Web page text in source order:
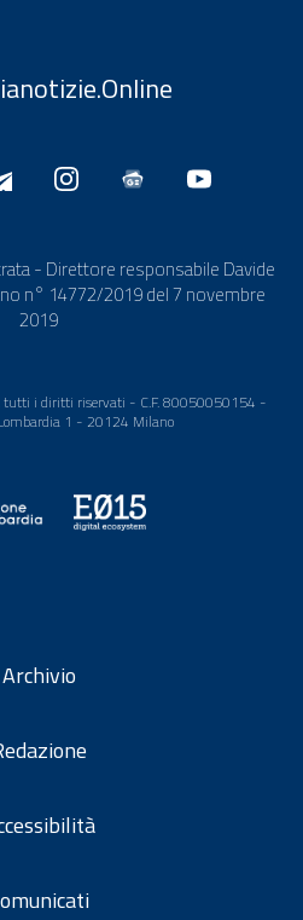
- Direttore responsabile Davide
n° 14772/2019 del 7 novembre
2019
tutti i diritti riservati - C.F. 80050050154 -
1 - 20124 Milano
Archivio